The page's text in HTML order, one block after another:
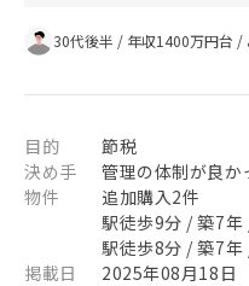
30代後半 / 年収1400万円台 /
目的
節税
決め手
管理の体制が良か
物件
追加購入2件
駅徒歩9分 / 築7
駅徒歩8分 / 築7
掲載日
2025年08月18日